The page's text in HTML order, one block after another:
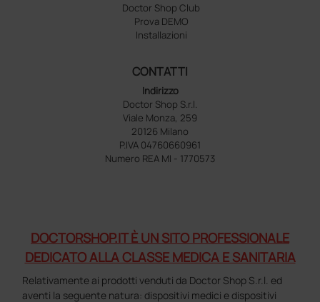
Doctor Shop Club
Prova DEMO
Installazioni
CONTATTI
Indirizzo
Doctor Shop S.r.l.
Viale Monza, 259
20126 Milano
P.IVA 04760660961
Numero REA MI - 1770573
DOCTORSHOP.IT È UN SITO PROFESSIONALE
DEDICATO ALLA CLASSE MEDICA E SANITARIA
Relativamente ai prodotti venduti da Doctor Shop S.r.l. ed
aventi la seguente natura: dispositivi medici e dispositivi